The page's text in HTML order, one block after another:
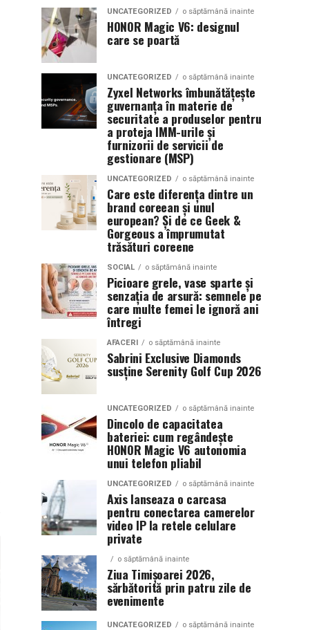
UNCATEGORIZED o săptămână inainte
HONOR Magic V6: designul
care se poartă
UNCATEGORIZED o săptămână inainte
Zyxel Networks îmbunătățește
guvernanța în materie de
securitate a produselor pentru
a proteja IMM-urile și
furnizorii de servicii de
gestionare (MSP)
UNCATEGORIZED o săptămână inainte
Care este diferența dintre un
brand coreean și unul
european? Și de ce Geek &
Gorgeous a împrumutat
trăsături coreene
SOCIAL o săptămână inainte
Picioare grele, vase sparte și
senzația de arsură: semnele pe
care multe femei le ignoră ani
întregi
AFACERI o săptămână inainte
Sabrini Exclusive Diamonds
susține Serenity Golf Cup 2026
UNCATEGORIZED o săptămână inainte
Dincolo de capacitatea
bateriei: cum regândește
HONOR Magic V6 autonomia
unui telefon pliabil
UNCATEGORIZED o săptămână inainte
Axis lanseaza o carcasa
pentru conectarea camerelor
video IP la retele celulare
private
o săptămână inainte
Ziua Timișoarei 2026,
sărbătorită prin patru zile de
evenimente
UNCATEGORIZED o săptămână inainte